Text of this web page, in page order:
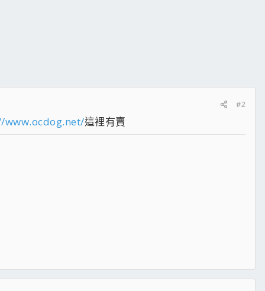
#2
這裡有賣